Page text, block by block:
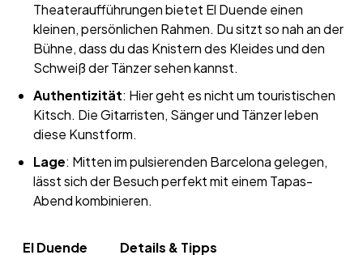
Theateraufführungen bietet El Duende einen
kleinen, persönlichen Rahmen. Du sitzt so nah an der
Bühne, dass du das Knistern des Kleides und den
Schweiß der Tänzer sehen kannst.
Authentizität: Hier geht es nicht um touristischen
Kitsch. Die Gitarristen, Sänger und Tänzer leben
diese Kunstform.
Lage: Mitten im pulsierenden Barcelona gelegen,
lässt sich der Besuch perfekt mit einem Tapas-
Abend kombinieren.
El Duende
Details & Tipps